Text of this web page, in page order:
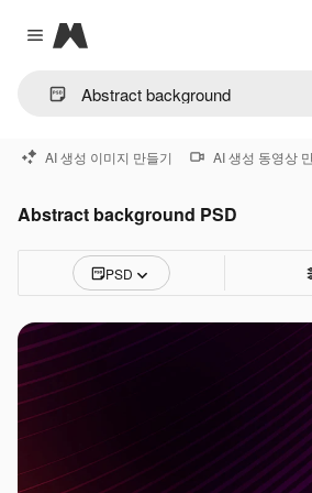
Close menu
Magnific
AI 생성 이미지 만들기 AI 생성 동영상
Abstract background PSD
PSD